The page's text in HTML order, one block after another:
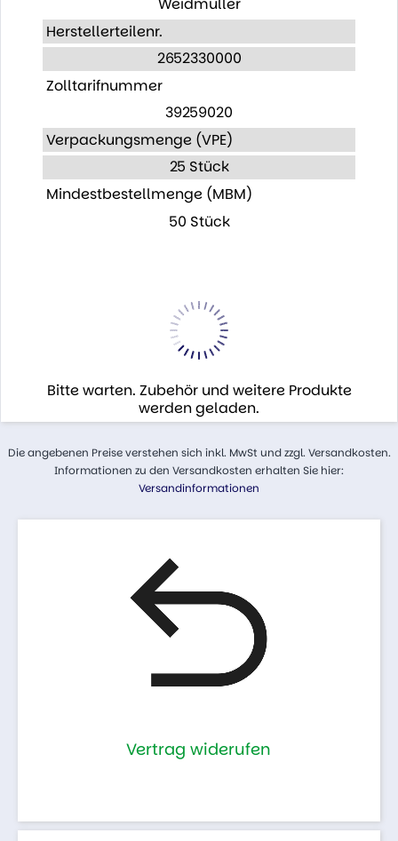
Weidmüller
Herstellerteilenr.
2652330000
Zolltarifnummer
39259020
Verpackungsmenge (VPE)
25 Stück
Mindestbestellmenge (MBM)
50 Stück
Bitte warten. Zubehör und weitere Produkte
werden geladen.
Die angebenen Preise verstehen sich inkl. MwSt und zzgl. Versandkosten.
Informationen zu den Versandkosten erhalten Sie hier:
Versandinformationen
Vertrag widerufen